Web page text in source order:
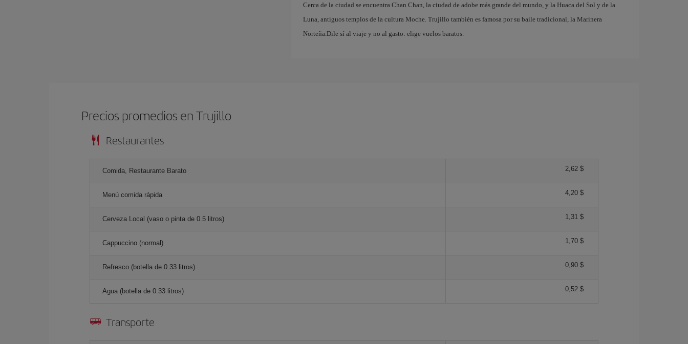
Cerca de la ciudad se encuentra Chan Chan, la ciudad de adobe más grande del mundo, y la Huaca del Sol y de la
Luna, antiguos templos de la cultura Moche. Trujillo también es famosa por su baile tradicional, la Marinera
Norteña.Dile sí al viaje y no al gasto: elige vuelos baratos.
Precios promedios en Trujillo
Restaurantes
Comida, Restaurante Barato 2,62 $
Menú comida rápida 4,20 $
Cerveza Local (vaso o pinta de 0.5 litros) 1,31 $
Cappuccino (normal) 1,70 $
Refresco (botella de 0.33 litros) 0,90 $
Agua (botella de 0.33 litros) 0,52 $
Transporte